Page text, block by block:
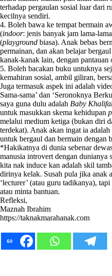
terhadap pergaulan sosial luar dari
kecilnya sendiri.
4. Boleh bawa ke tempat bermain
(indoor: jenis banyak jam lama-
(playground biasa). Anak bebas
permainan, dan akan belajar
kanak-kanak lain, dengan pantauan
5. Boleh bacakan buku untuknya
kemahiran sosial, ambil giliran,
Juga termasuk aspek ini adalah
Sama-sama’ dan ‘Seronoknya
saya guna dulu adalah Baby
untuk masukkan skema kehidupan
melalui medium ketiga (bukan diri
terdekat). Anak akan ingat ia
untuk bergaul dan bermain dengan
*Hakikatnya di dunia sebenar
manusia introvert dengan dunianya
kita nak induce kan adalah skil
dirinya kelak. Susah pula jika anak
‘lecturer’ (atau guru tadikanya),
atau minta bantuan.
Refleksi,
Maznah Ibrahim
https://taknakmarahanak.com
60